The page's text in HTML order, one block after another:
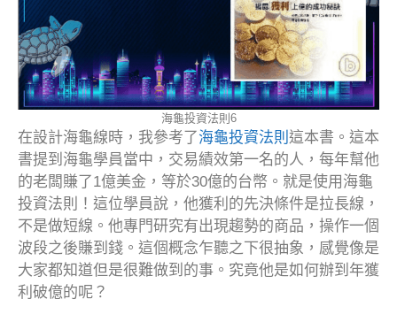
海龜投資法則6
在設計海龜線時，我參考了 海龜投資法則 這本書。這本
書提到海龜學員當中，交易績效第一名的人，每年幫他
的老闆賺了1億美金，等於30億的台幣。就是使用海龜
投資法則！這位學員說，他獲利的先決條件是拉長線，
不是做短線。他專門研究有出現趨勢的商品，操作一個
波段之後賺到錢。這個概念乍聽之下很抽象，感覺像是
大家都知道但是很難做到的事。究竟他是如何辦到年獲
利破億的呢？